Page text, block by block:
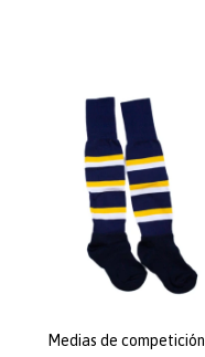
Medias de competición